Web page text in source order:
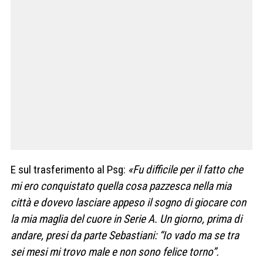
E sul trasferimento al Psg: «Fu difficile per il fatto che
mi ero conquistato quella cosa pazzesca nella mia
città e dovevo lasciare appeso il sogno di giocare con
la mia maglia del cuore in Serie A. Un giorno, prima di
andare, presi da parte Sebastiani: “Io vado ma se tra
sei mesi mi trovo male e non sono felice torno”.